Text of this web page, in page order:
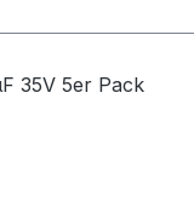
direkte Kontrolle